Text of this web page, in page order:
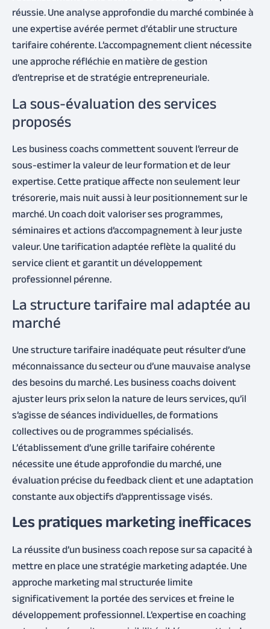
réussie. Une analyse approfondie du marché combinée à
une expertise avérée permet d’établir une structure
tarifaire cohérente. L’accompagnement client nécessite
une approche réfléchie en matière de gestion
d’entreprise et de stratégie entrepreneuriale.
La sous-évaluation des services
proposés
Les business coachs commettent souvent l’erreur de
sous-estimer la valeur de leur formation et de leur
expertise. Cette pratique affecte non seulement leur
trésorerie, mais nuit aussi à leur positionnement sur le
marché. Un coach doit valoriser ses programmes,
séminaires et actions d’accompagnement à leur juste
valeur. Une tarification adaptée reflète la qualité du
service client et garantit un développement
professionnel pérenne.
La structure tarifaire mal adaptée au
marché
Une structure tarifaire inadéquate peut résulter d’une
méconnaissance du secteur ou d’une mauvaise analyse
des besoins du marché. Les business coachs doivent
ajuster leurs prix selon la nature de leurs services, qu’il
s’agisse de séances individuelles, de formations
collectives ou de programmes spécialisés.
L’établissement d’une grille tarifaire cohérente
nécessite une étude approfondie du marché, une
évaluation précise du feedback client et une adaptation
constante aux objectifs d’apprentissage visés.
Les pratiques marketing inefficaces
La réussite d’un business coach repose sur sa capacité à
mettre en place une stratégie marketing adaptée. Une
approche marketing mal structurée limite
significativement la portée des services et freine le
développement professionnel. L’expertise en coaching